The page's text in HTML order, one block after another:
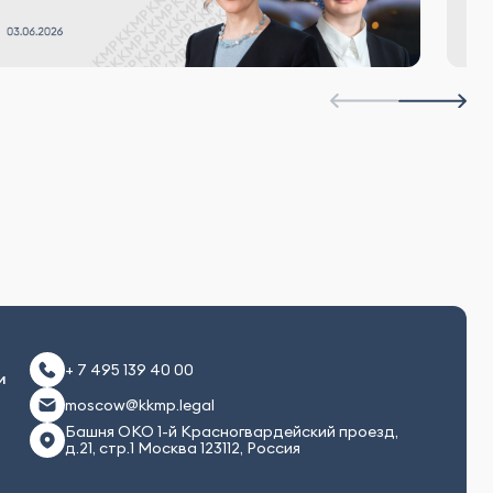
+ 7 495 139 40 00
moscow@kkmp.legal
Башня ОКО 1-й Красногвардейский проезд,
д.21, стр.1 Москва 123112, Россия